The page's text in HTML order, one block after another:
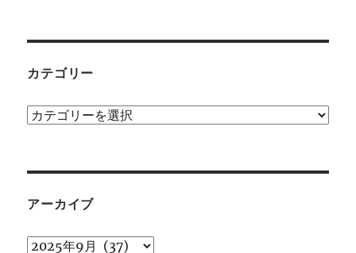
カテゴリー
カ
ー
アーカイブ
ア